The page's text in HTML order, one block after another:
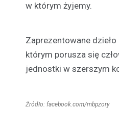
w którym żyjemy.
Zaprezentowane
którym porusza się
jednostki w szerszym
Źródło: facebook.com/mbpzory